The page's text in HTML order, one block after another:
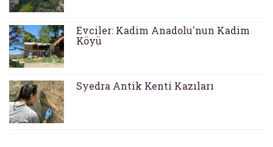
Evciler: Kadim Anadolu'nun Kadim
Köyü
Syedra Antik Kenti Kazıları